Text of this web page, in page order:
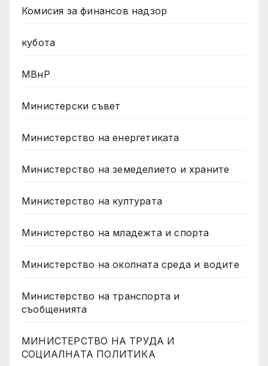
Комисия за финансов надзор
кубота
МВнР
Министерски съвет
Министерство на енергетиката
Министерство на земеделието и храните
Министерство на културата
Министерство на младежта и спорта
Министерство на околната среда и водите
Министерство на транспорта и
съобщенията
МИНИСТЕРСТВО НА ТРУДА И
СОЦИАЛНАТА ПОЛИТИКА